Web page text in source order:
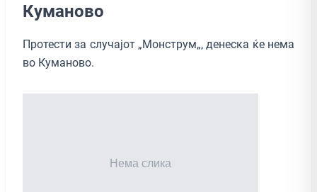
Куманово
Протести за случајот „Монструм„, денеска ќе нема
во Куманово.